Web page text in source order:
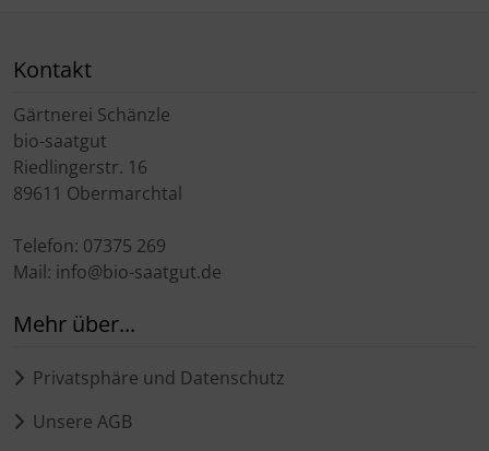
Kontakt
Gärtnerei Schänzle
bio-saatgut
Riedlingerstr. 16
89611 Obermarchtal
Telefon: 07375 269
Mail: info@bio-saatgut.de
Mehr über...
Privatsphäre und Datenschutz
Unsere AGB